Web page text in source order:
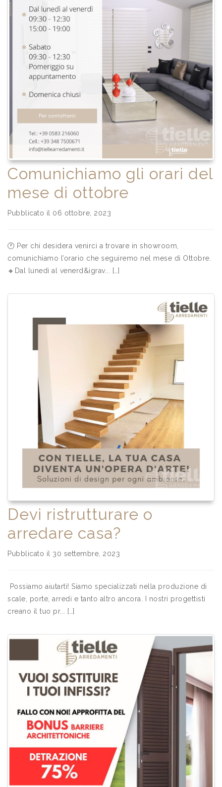
Comunichiamo gli orari del
mese di ottobre
Pubblicato il 06 ottobre, 2023
🕐 Per chi desidera venirci a trovare in showroom,
comunichiamo l’orario che seguiremo nel mese di Ottobre.
🔸Dal lunedì al venerd&igrav... […]
Devi ristrutturare o
arredare casa?
Pubblicato il 30 settembre, 2023
Possiamo aiutarti! Siamo specializzati nella produzione di
scale, porte, arredi e tanto altro ancora. I nostri progettisti
creano il tuo pr... […]